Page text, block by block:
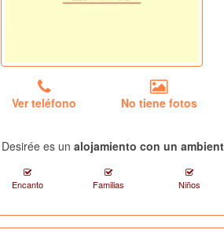
Ver teléfono No tiene fotos
Desirée es unalojamiento con un
Encanto Familias Niños